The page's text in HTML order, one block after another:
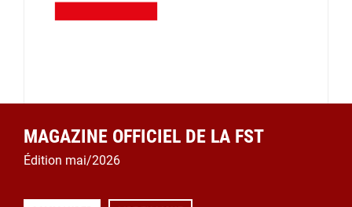
MAGAZINE OFFICIEL DE LA FST
Édition mai/2026